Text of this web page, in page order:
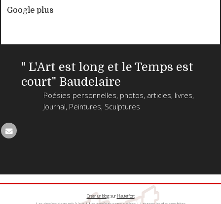
Google plus
" L'Art est long et le Temps est
court" Baudelaire
Poésies personnelles, photos, articles, livres,
Journal, Peintures, Sculptures
Créer un blogsur Hautetfort